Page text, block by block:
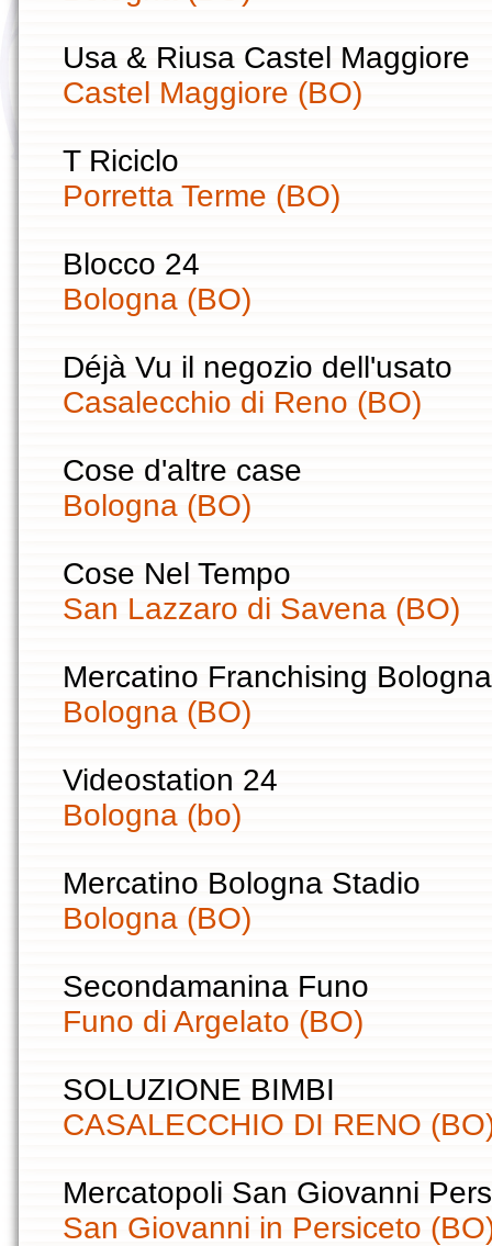
Usa & Riusa Castel Maggiore
Castel Maggiore (BO)
T Riciclo
Porretta Terme (BO)
Blocco 24
Bologna (BO)
Déjà Vu il negozio dell'usato
Casalecchio di Reno (BO)
Cose d'altre case
Bologna (BO)
Cose Nel Tempo
San Lazzaro di Savena (BO)
Mercatino Franchising Bologna
Bologna (BO)
Videostation 24
Bologna (bo)
Mercatino Bologna Stadio
Bologna (BO)
Secondamanina Funo
Funo di Argelato (BO)
SOLUZIONE BIMBI
CASALECCHIO DI RENO
Mercatopoli San Giovanni
San Giovanni in Persiceto